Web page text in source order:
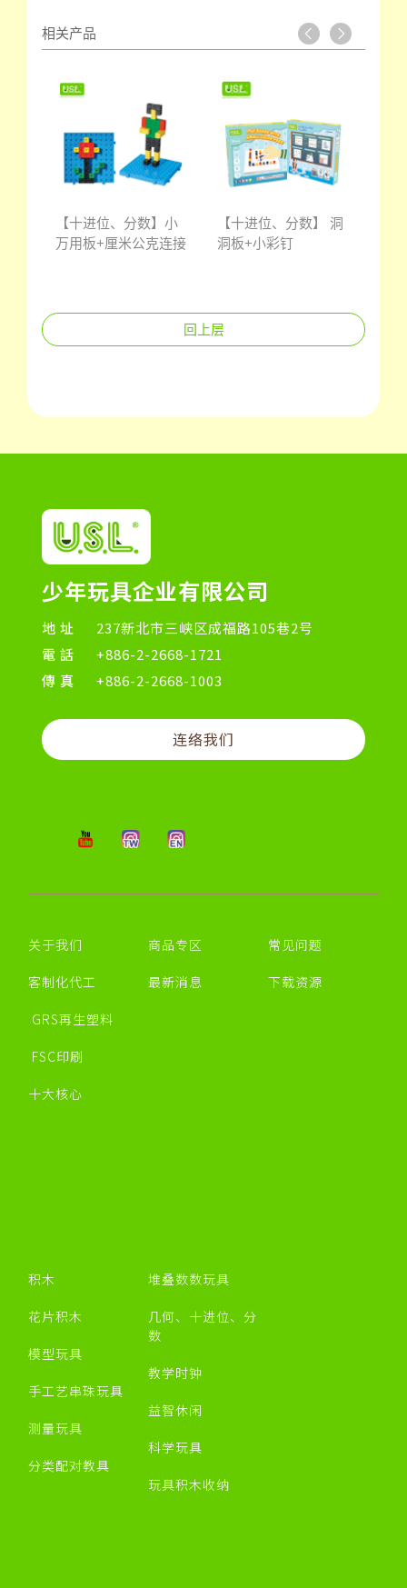
相关产品
【十进位、分数】小
万用板+厘米公克连接
【十进位、分数】 洞
洞板+小彩钉
回上层
少年玩具企业有限公司
地址
237新北市三峡区成福路105巷2号
電話
+886-2-2668-1721
傳真
+886-2-2668-1003
连络我们
关于我们
客制化代工
GRS再生塑料
FSC印刷
十大核心
商品专区
最新消息
常见问题
下载资源
积木
花片积木
模型玩具
手工艺串珠玩具
测量玩具
分类配对教具
堆叠数数玩具
几何、十进位、分
数
教学时钟
益智休闲
科学玩具
玩具积木收纳